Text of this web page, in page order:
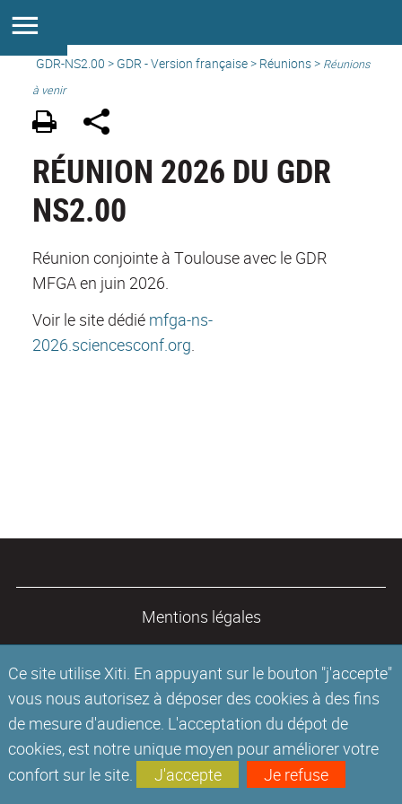
Ce site utilise Xiti. En appuyant sur le bouton "j'accepte"
vous nous autorisez à déposer des cookies à des fins
de mesure d'audience. L'acceptation du dépot de
cookies, est notre unique moyen pour améliorer votre
confort sur le site.
J'accepte Je refuse
GDR-NS2.00 > GDR - Version française> Réunions> Réunions
à venir
RÉUNION 2026 DU GDR
NS2.00
Réunion conjointe à Toulouse avec le GDR
MFGA en juin 2026.
Voir le site dédié mfga-ns-
2026.sciencesconf.org
Mentions légales